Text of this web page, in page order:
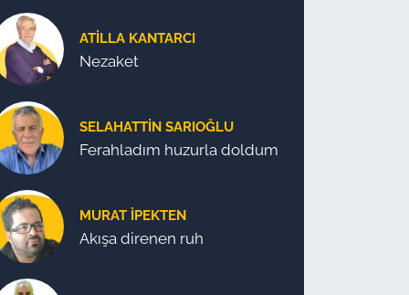
ATILLA KANTARCI
Nezaket
SELAHATTIN SARIOĞLU
Ferahladım huzurla doldum
MURAT İPEKTEN
Akışa direnen ruh